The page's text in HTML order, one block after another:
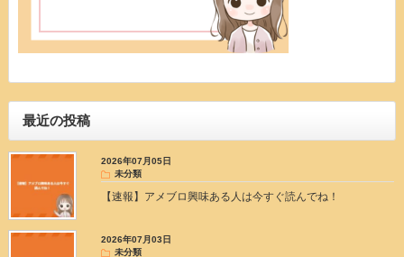
最近の投稿
2026年07月05日
未分類
【速報】アメブロ興味ある人は今すぐ読んでね！
2026年07月03日
未分類